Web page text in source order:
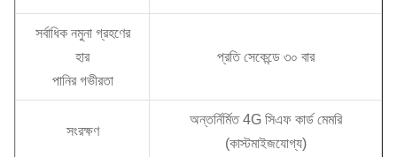
সর্বাধিক নমুনা গ্রহণের
হার
পানির গভীরতা
প্রতি সেকেন্ডে ৩০ বার
সংরক্ষণ
অন্তর্নির্মিত 4G সিএফ কার্ড মেমরি
(কাস্টমাইজযোগ্য)